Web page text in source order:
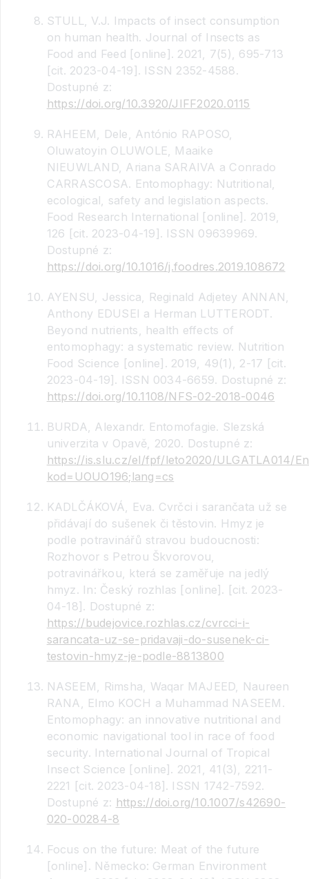
STULL, V.J. Impacts of insect consumption
on human health. Journal of Insects as
Food and Feed [online]. 2021, 7(5), 695-713
[cit. 2023-04-19]. ISSN 2352-4588.
Dostupné z:
https://doi.org/10.3920/JIFF2020.0115
RAHEEM, Dele, António RAPOSO,
Oluwatoyin OLUWOLE, Maaike
NIEUWLAND, Ariana SARAIVA a Conrado
CARRASCOSA. Entomophagy: Nutritional,
ecological, safety and legislation aspects.
Food Research International [online]. 2019,
126 [cit. 2023-04-19]. ISSN 09639969.
Dostupné z:
https://doi.org/10.1016/j.foodres.2019.108672
AYENSU, Jessica, Reginald Adjetey ANNAN,
Anthony EDUSEI a Herman LUTTERODT.
Beyond nutrients, health effects of
entomophagy: a systematic review. Nutrition
Food Science [online]. 2019, 49(1), 2-17 [cit.
2023-04-19]. ISSN 0034-6659. Dostupné z:
https://doi.org/10.1108/NFS-02-2018-0046
BURDA, Alexandr. Entomofagie. Slezská
univerzita v Opavě, 2020. Dostupné z:
https://is.slu.cz/el/fpf/leto2020/ULGATLA014/
kod=UOUO196;lang=cs
KADLČÁKOVÁ, Eva. Cvrčci i sarančata už se
přidávají do sušenek či těstovin. Hmyz je
podle potravinářů stravou budoucnosti:
Rozhovor s Petrou Škvorovou,
potravinářkou, která se zaměřuje na jedlý
hmyz. In: Český rozhlas [online]. [cit. 2023-
04-18]. Dostupné z:
https://budejovice.rozhlas.cz/cvrcci-i-
sarancata-uz-se-pridavaji-do-susenek-ci-
testovin-hmyz-je-podle-8813800
NASEEM, Rimsha, Waqar MAJEED, Naureen
RANA, Elmo KOCH a Muhammad NASEEM.
Entomophagy: an innovative nutritional and
economic navigational tool in race of food
security. International Journal of Tropical
Insect Science [online]. 2021, 41(3), 2211-
2221 [cit. 2023-04-18]. ISSN 1742-7592.
Dostupné z: https://doi.org/10.1007/s42690-
020-00284-8
Focus on the future: Meat of the future
[online]. Německo: German Environment